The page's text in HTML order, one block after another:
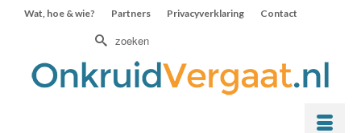
Wat, hoe & wie? Partners Privacyverklaring Contact
Zoek